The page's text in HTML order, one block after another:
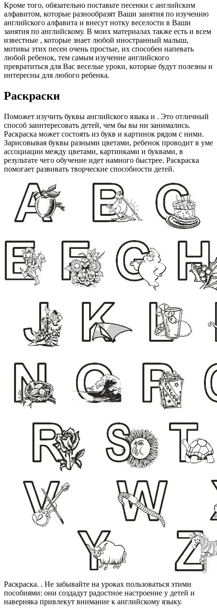
Кроме того, обязательно поставьте песенки с английским
алфавитом, которые разнообразят Ваши занятия по изучению
английского алфавита и внесут нотку веселости в Ваши
занятия по английскому. В моих материалах также есть и всем
известные , которые знает любой иностранный малыш,
мотивы этих песен очень простые, их способен напевать
любой ребенок, тем самым изучение английского
превратиться для Вас веселые уроки, которые будут полезны и
интересны для любого ребенка.
Раскраски
Поможет изучить буквы английского языка и . Это отличный
способ заинтересовать детей, чем бы вы ни занимались.
Раскраска может состоять из букв и картинок рядом с ними.
Зарисовывая буквы разными цветами, ребенок проводит в уме
ассоциации между цветами, картинками и буквами, в
результате чего обучение идет намного быстрее. Раскраска
помогает развивать творческие способности детей.
Раскраска. . Не забывайте на уроках пользоваться этими
пособиями: они создадут радостное настроение у детей и
наверняка привлекут внимание к английскому языку.